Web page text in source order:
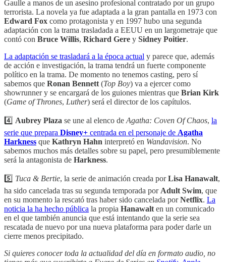
Gaulle a manos de un asesino profesional contratado por un grupo
terrorista. La novela ya fue adaptada a la gran pantalla en 1973 con
Edward Fox como protagonista y en 1997 hubo una segunda
adaptación con la trama trasladada a EEUU en un largometraje que
contó con Bruce Willis, Richard Gere y Sidney Poitier.
La adaptación se trasladará a la época actual y parece que, además
de acción e investigación, la trama tendrá un fuerte componente
político en la trama. De momento no tenemos casting, pero sí
sabemos que Ronan Bennett (Top Boy) va a ejercer como
showrunner y se encargará de los guiones mientras que Brian Kirk
(Game of Thrones, Luther) será el director de los capítulos.
4️⃣ Aubrey Plaza se une al elenco de Agatha: Coven Of Chaos, la
serie que prepara Disney+ centrada en el personaje de Agatha
Harkness que Kathryn Hahn interpretó en Wandavision. No
sabemos muchos más detalles sobre su papel, pero presumiblemente
será la antagonista de Harkness.
5️⃣ Tuca & Bertie, la serie de animación creada porLisa Hanawalt,
ha sido cancelada tras su segunda temporada por Adult Swim, que
en su momento la rescató tras haber sido cancelada porNetflix. La
noticia la ha hecho pública la propia Hanawalt en un comunicado
en el que también anuncia que está intentando que la serie sea
rescatada de nuevo por una nueva plataforma para poder darle un
cierre menos precipitado.
Si quieres conocer toda la actualidad del día en formato audio, no